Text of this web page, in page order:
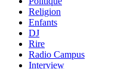
Religion
Enfants
DJ
Rire
Radio Campus
Interview